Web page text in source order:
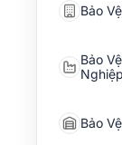
Bảo
Bảo
Nghiệp
Bảo